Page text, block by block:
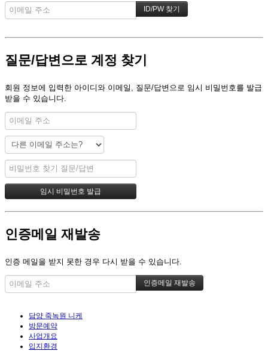
질문/답변으로 계정 찾기
회원 정보에 입력한 아이디와 이메일, 질문/답변으로 임시 비밀번호를 발급
받을 수 있습니다.
인증메일 재발송
인증 메일을 받지 못한 경우 다시 받을 수 있습니다.
담양 죽녹원 니케
방문예약
사업개요
입지환경